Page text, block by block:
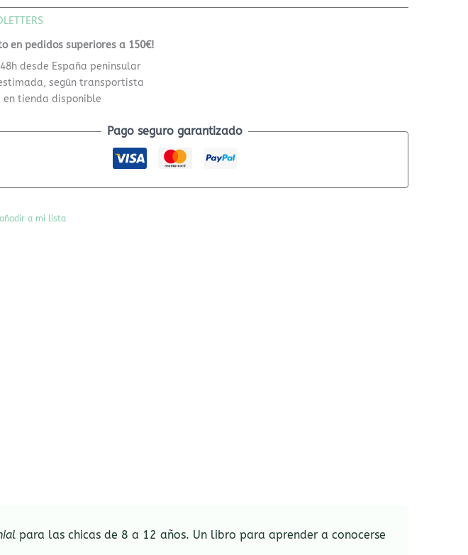
en pedidos superiores a 150€!
desde España peninsular
según transportista
en tienda disponible
Pago seguro garantizado
a mi lista
para las chicas de 8 a 12 años. Un libro para aprender a conocerse